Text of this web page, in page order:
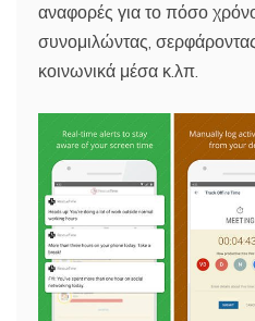
αναφορές για το πόσο
συνομιλώντας,
κοινωνικά μέσα κ.λπ.